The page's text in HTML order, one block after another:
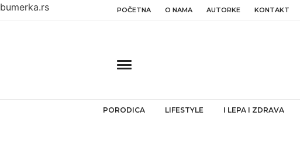
bumerka.rs POČETNA O NAMA AUTORKE KONTAKT
PORODICA LIFESTYLE I LEPA I ZDRAVA